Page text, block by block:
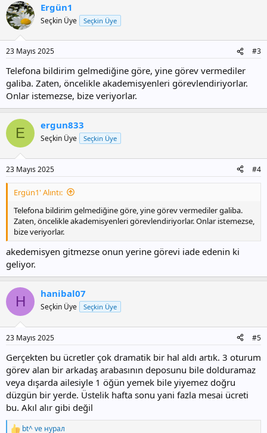
Bilgileri verilmektedir. Ancak görev tanımlamalarında Yardımcılı
Engelli Gözetmen var. Ama ücret yazmıyor. Normal Gözetmen ücreti
mi ödenmektedir. Bu görevi daha önceden yapan arkadaşlar bilgi
verebilir mi?
Ergün1
Seçkin Üye Seçkin Üye
23 Mayıs 2025 #3
Telefona bildirim gelmediğine göre, yine görev vermediler
galiba. Zaten, öncelikle akademisyenleri görevlendiriyorlar.
Onlar istemezse, bize veriyorlar.
E ergun833
Seçkin Üye Seçkin Üye
23 Mayıs 2025 #4
Ergün1' Alıntı:
Telefona bildirim gelmediğine göre, yine görev vermediler galiba.
Zaten, öncelikle akademisyenleri görevlendiriyorlar. Onlar istemezse,
bize veriyorlar.
akedemisyen gitmezse onun yerine görevi iade edenin ki
geliyor.
H hanibal07
Seçkin Üye Seçkin Üye
23 Mayıs 2025 #5
Gerçekten bu ücretler çok dramatik bir hal aldı artık. 3 oturum
görev alan bir arkadaş arabasının deposunu bile dolduramaz
veya dışarda ailesiyle 1 öğün yemek bile yiyemez doğru
düzgün bir yerde. Üstelik hafta sonu yani fazla mesai ücreti
bu. Akıl alır gibi değil
bt^ve нурал